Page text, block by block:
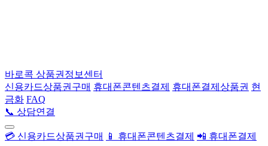
바로콕 상품권정보센터
신용카드상품권구매 휴대폰콘텐츠결제 휴대폰결제상품권 현
금화 FAQ
📞 상담연결
💳 신용카드상품권구매 📱 휴대폰콘텐츠결제 📲 휴대폰결제